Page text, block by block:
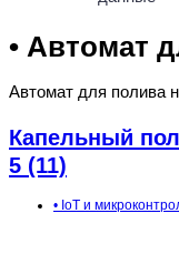
• Автомат
Автомат для полива
Капельный
5 (11)
• IoT и